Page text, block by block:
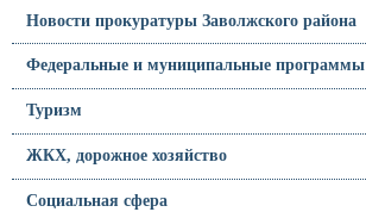
Новости прокуратуры Заволжского района
Федеральные и муниципальные программы
Туризм
ЖКХ, дорожное хозяйство
Социальная сфера